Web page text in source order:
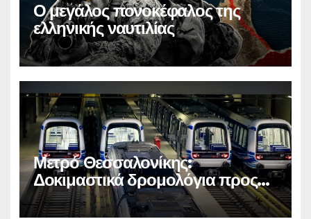
Ο μεγάλος πονοκέφαλος της
ελληνικής ναυτιλίας
Μετρό Θεσσαλονίκης:
Δοκιμαστικά δρομολόγια προς
Καλαμαριά